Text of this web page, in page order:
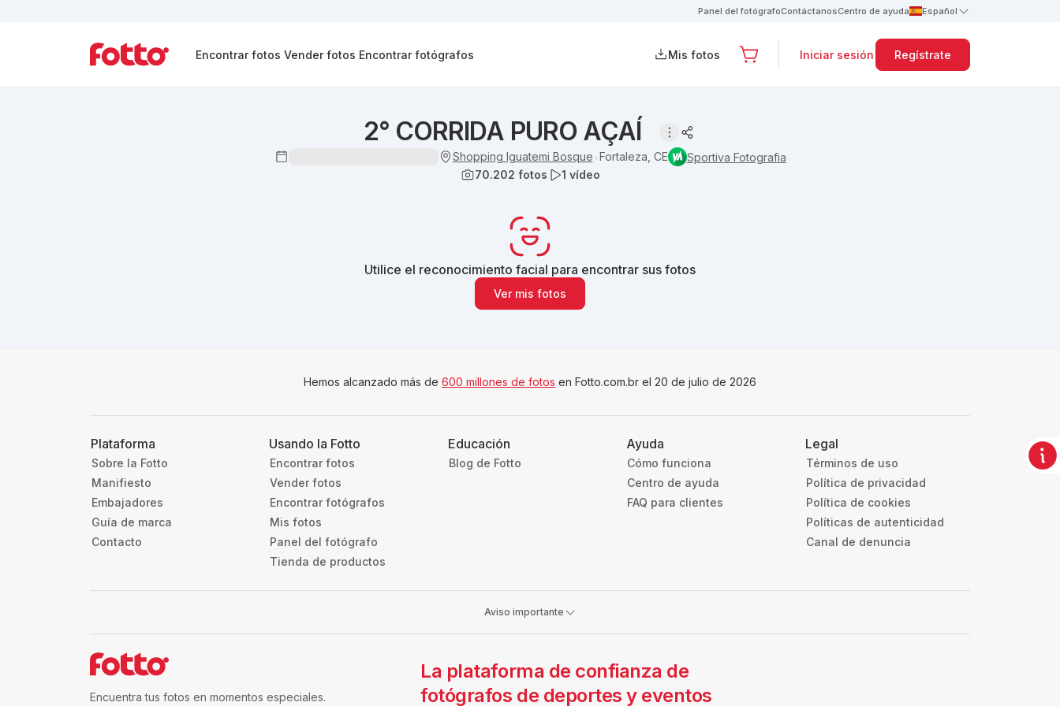
Panel del fotógrafoContáctanosCentro de ayuda Español
Encontrar fotos Vender fotos Encontrar fotógrafos Mis fotos Iniciar sesión Regístrate
2° CORRIDA PURO AÇAÍ
Shopping Iguatemi Bosque Fortaleza, CE
Sportiva Fotografia
70.202 fotos 1 vídeo
Utilice el reconocimiento facial para encontrar sus fotos
Ver mis fotos
Hemos alcanzado más de 600 millones de fotos en Fotto.com.br el 20 de julio de 2026
Plataforma
Sobre la Fotto
Manifiesto
Embajadores
Guía de marca
Contacto
Usando la Fotto
Encontrar fotos
Vender fotos
Encontrar fotógrafos
Mis fotos
Panel del fotógrafo
Tienda de productos
Educación
Blog de Fotto
Ayuda
Cómo funciona
Centro de ayuda
FAQ para clientes
Legal
Términos de uso
Política de privacidad
Política de cookies
Políticas de autenticidad
Canal de denuncia
Aviso importante
Encuentra tus fotos en momentos especiales.
La plataforma de confianza de
fotógrafos de deportes y eventos